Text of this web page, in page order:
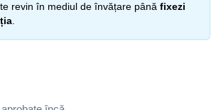
revin în mediul de învățare până fixezi